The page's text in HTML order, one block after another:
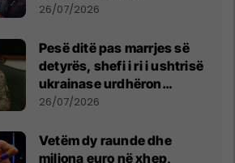
26/07/2026
Pesë ditë pas marrjes së
detyrës, shefi i ri i ushtrisë
ukrainase urdhëron
kontroll të madh
26/07/2026
Vetëm dy raunde dhe
miliona euro në xhep,